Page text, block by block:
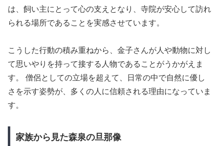
は、飼い主にとって心の支えとなり、寺院が安心して訪れ
られる場所であることを実感させています。
こうした行動の積み重ねから、金子さんが人や動物に対し
て思いやりを持って接する人物であることがうかがえま
す。 僧侶としての立場を超えて、日常の中で自然に優し
さを示す姿勢が、多くの人に信頼される理由になっていま
す。
家族から見た森泉の旦那像